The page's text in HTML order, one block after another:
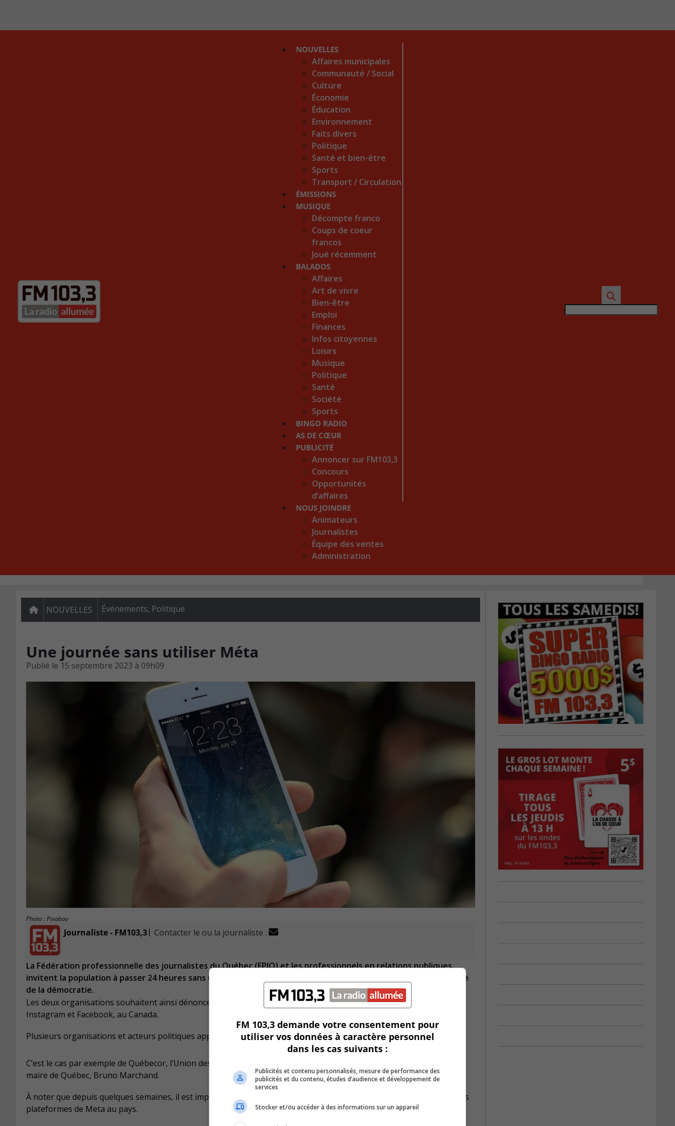
NOUVELLES
Affaires municipales
Communauté / Social
Culture
Économie
Éducation
Environnement
Faits divers
Politique
Santé et bien-être
Sports
Transport / Circulation
ÉMISSIONS
MUSIQUE
Décompte franco
Coups de coeur
francos
Joué récemment
BALADOS
Affaires
Art de vivre
Bien-être
Emploi
Finances
Infos citoyennes
Loisirs
Musique
Politique
Santé
Société
Sports
BINGO RADIO
AS DE CŒUR
PUBLICITÉ
Annoncer sur FM103,3
Concours
Opportunités
d’affaires
NOUS JOINDRE
Animateurs
Journalistes
Équipe des ventes
Administration
NOUVELLES Événements, Politique
Une journée sans utiliser Méta
Publié le 15 septembre 2023 à 09h09
Photo : Pixabay
Journaliste - FM103,3| Contacter le ou la journaliste :
La Fédération professionnelle des journalistes du Québec (FPJQ) et les professionnels en relations publiques
invitent la population à passer 24 heures sans utiliser Meta, ce vendredi, à l'occasion de la Journée internationale
de la démocratie.
Les deux organisations souhaitent ainsi dénoncer le blocage des nouvelles sur les plateformes de Meta, soit
Instagram et Facebook, au Canada.
Plusieurs organisations et acteurs politiques appuient l’initiative de cette journée.
C’est le cas par exemple de Québecor, l’Union des artistes, la mairesse de
maire de Québec, Bruno Marchand.
À noter que depuis quelques semaines, il est impossible de partager ou de consulter du contenu journalistique sur les
plateformes de Meta au pays.
FM 103,3 demande votre consentement pour
utiliser vos données à caractère personnel
dans les cas suivants :
Publicités et contenu personnalisés, mesure de performance des
publicités et du contenu, études d’audience et développement de
services
Stocker et/ou accéder à des informations sur un appareil